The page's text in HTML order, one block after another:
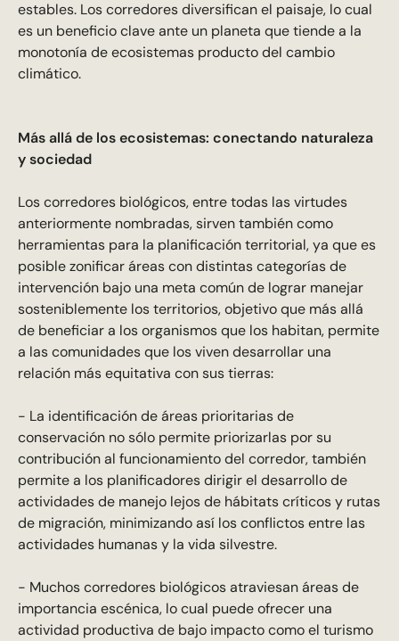
estables. Los corredores diversifican el paisaje, lo cual
es un beneficio clave ante un planeta que tiende a la
monotonía de ecosistemas producto del cambio
climático.
Más allá de los ecosistemas: conectando naturaleza
y sociedad
Los corredores biológicos, entre todas las virtudes
anteriormente nombradas, sirven también como
herramientas para la planificación territorial, ya que es
posible zonificar áreas con distintas categorías de
intervención bajo una meta común de lograr manejar
sosteniblemente los territorios, objetivo que más allá
de beneficiar a los organismos que los habitan, permite
a las comunidades que los viven desarrollar una
relación más equitativa con sus tierras:
- La identificación de áreas prioritarias de
conservación no sólo permite priorizarlas por su
contribución al funcionamiento del corredor, también
permite a los planificadores dirigir el desarrollo de
actividades de manejo lejos de hábitats críticos y rutas
de migración, minimizando así los conflictos entre las
actividades humanas y la vida silvestre.
- Muchos corredores biológicos atraviesan áreas de
importancia escénica, lo cual puede ofrecer una
actividad productiva de bajo impacto como el turismo